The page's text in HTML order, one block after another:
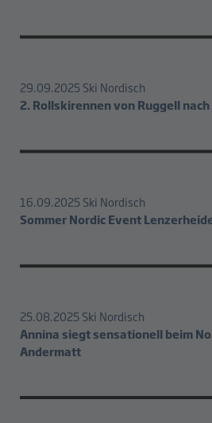
29.09.2025 Ski Nordisch
2. Rollskirennen von Ruggell
16.09.2025 Ski Nordisch
Sommer Nordic Event
25.08.2025 Ski Nordisch
Annina siegt sensationell beim
Andermatt